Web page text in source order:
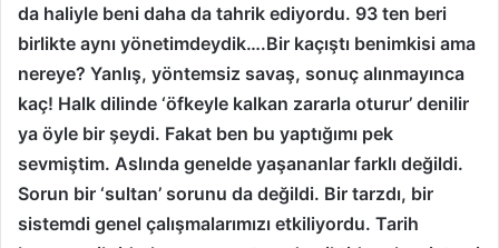
da haliyle beni daha da tahrik ediyordu. 93 ten beri
birlikte aynı yönetimdeydik….Bir kaçıştı benimkisi ama
nereye? Yanlış, yöntemsiz savaş, sonuç alınmayınca
kaç! Halk dilinde ‘öfkeyle kalkan zararla oturur’ denilir
ya öyle bir şeydi. Fakat ben bu yaptığımı pek
sevmiştim. Aslında genelde yaşananlar farklı değildi.
Sorun bir ‘sultan’ sorunu da değildi. Bir tarzdı, bir
sistemdi genel çalışmalarımızı etkiliyordu. Tarih